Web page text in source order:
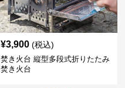
¥3,900 (税込)
焚き火台 縦型多段式折りたたみ
焚き火台